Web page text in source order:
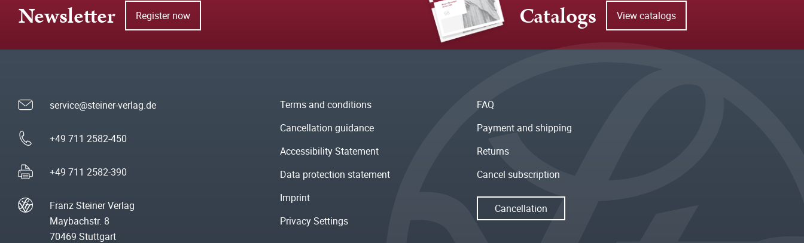
Newsletter Register now Catalogs View catalogs
service@steiner-verlag.de
+49 711 2582-450
+49 711 2582-390
Franz Steiner Verlag
Maybachstr. 8
70469 Stuttgart
Terms and conditions
Cancellation guidance
Accessibility Statement
Data protection statement
Imprint
Privacy Settings
FAQ
Payment and shipping
Returns
Cancel subscription
Cancellation